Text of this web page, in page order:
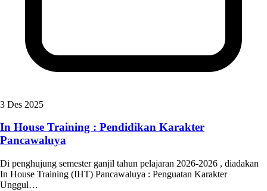
3 Des 2025
In House Training : Pendidikan Karakter
Pancawaluya
Di penghujung semester ganjil tahun pelajaran 2026-2026 , diadakan
In House Training (IHT) Pancawaluya : Penguatan Karakter
Unggul…